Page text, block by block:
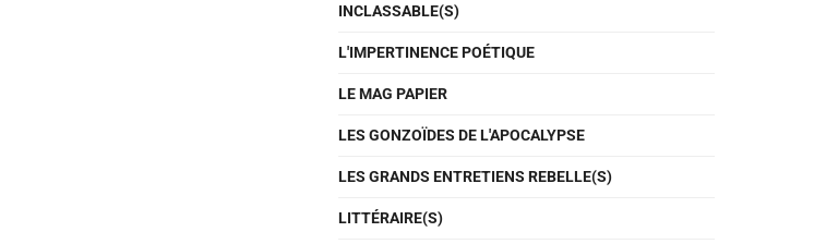
INCLASSABLE(S)
L'IMPERTINENCE POÉTIQUE
LE MAG PAPIER
LES GONZOÏDES DE L'APOCALYPSE
LES GRANDS ENTRETIENS REBELLE(S)
LITTÉRAIRE(S)